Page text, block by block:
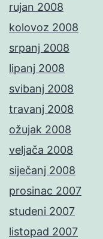
rujan 2008
kolovoz 2008
srpanj 2008
lipanj 2008
svibanj 2008
travanj 2008
ožujak 2008
veljača 2008
siječanj 2008
prosinac 2007
studeni 2007
listopad 2007